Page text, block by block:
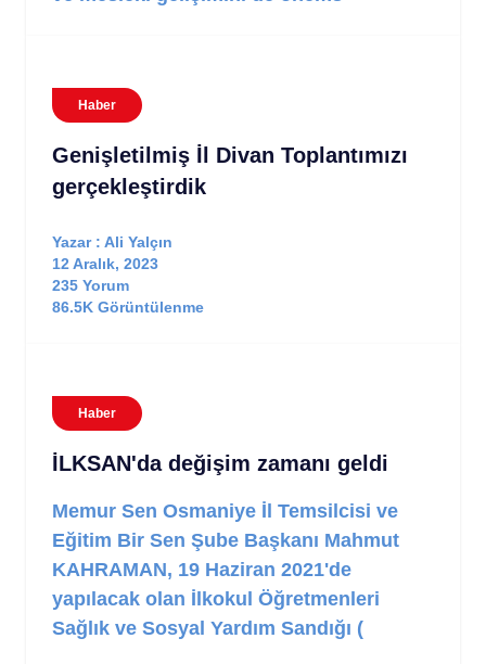
Haber
Genişletilmiş İl Divan Toplantımızı
gerçekleştirdik
Yazar : Ali Yalçın
12 Aralık, 2023
235 Yorum
86.5K Görüntülenme
Haber
İLKSAN'da değişim zamanı geldi
Memur Sen Osmaniye İl Temsilcisi ve
Eğitim Bir Sen Şube Başkanı Mahmut
KAHRAMAN, 19 Haziran 2021'de
yapılacak olan İlkokul Öğretmenleri
Sağlık ve Sosyal Yardım Sandığı (